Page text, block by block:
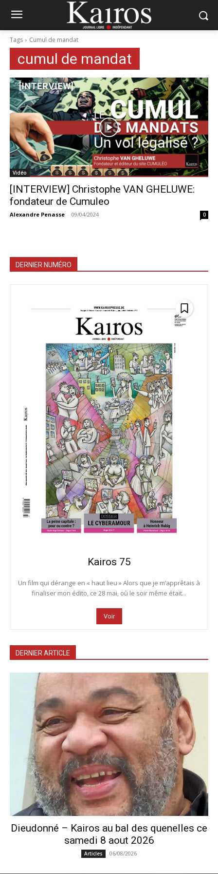
Tags Cumul de mandat
cumul de mandat
Vidéo
[INTERVIEW] Christophe VAN GHELUWE:
fondateur de Cumuleo
Alexandre Penasse - 09/04/2024 0
DERNIER NUMÉRO
Kairos 75
Un film qui dérange en « haut lieu » Alors que je m’apprêtais à
finaliser mon édito, ce 28 mai, où le soir même était...
Voir
DERNIER ARTICLE
Dieudonné – Kairos au bal des quenelles ce
samedi 8 aout 2026
Articles 06/08/2026